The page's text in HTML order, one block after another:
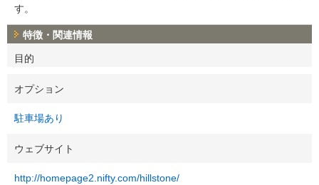
す。
特徴・関連情報
目的
オプション
駐車場あり
ウェブサイト
http://homepage2.nifty.com/hillstone/